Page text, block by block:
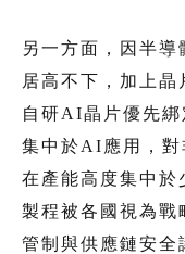
另一方面，因半
居高不下，加上晶
自研AI晶片優先
集中於AI應用，對
在產能高度集中於
製程被各國視為戰
管制與供應鏈安全